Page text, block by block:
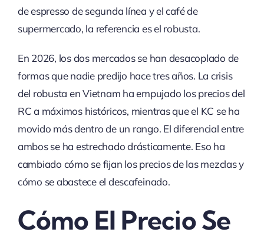
de espresso de segunda línea y el café de
supermercado, la referencia es el robusta.
En 2026, los dos mercados se han desacoplado de
formas que nadie predijo hace tres años. La crisis
del robusta en Vietnam ha empujado los precios del
RC a máximos históricos, mientras que el KC se ha
movido más dentro de un rango. El diferencial entre
ambos se ha estrechado drásticamente. Eso ha
cambiado cómo se fijan los precios de las mezclas y
cómo se abastece el descafeinado.
Cómo El Precio Se